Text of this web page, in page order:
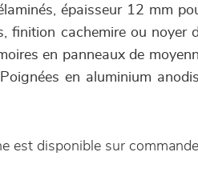
épaisseur 12 mm
finition cachemire ou noyer
en panneaux de
en aluminium
est disponible sur